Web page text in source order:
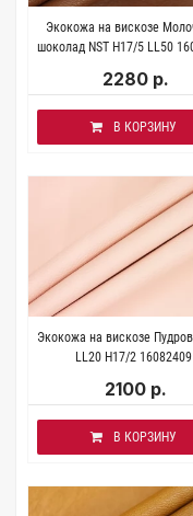
Экокожа на вискозе
шоколад NST H17/5 LL50
2280 р.
В КОРЗИНУ
Экокожа на вискозе
LL20 H17/2 16082409
2100 р.
В КОРЗИНУ